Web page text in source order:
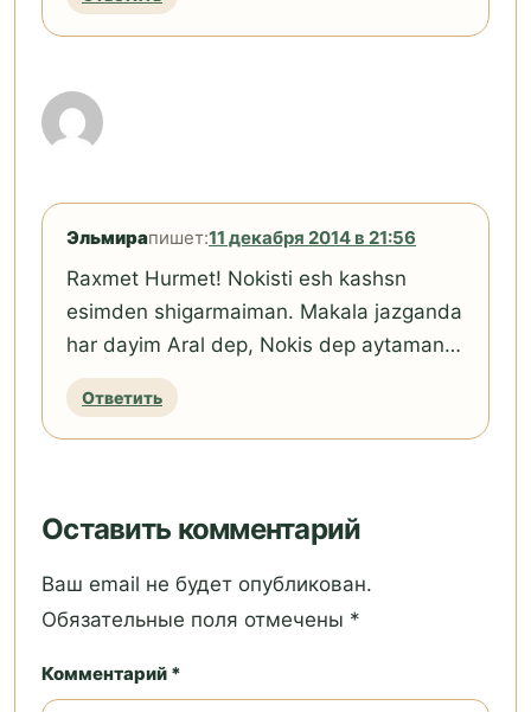
Эльмирапишет:11 декабря 2014 в 21:56
Raxmet Hurmet! Nokisti esh kashsn
esimden shigarmaiman. Makala jazganda
har dayim Aral dep, Nokis dep aytaman…
Ответить
Оставить комментарий
Ваш email не будет опубликован.
Обязательные поля отмечены *
Комментарий *